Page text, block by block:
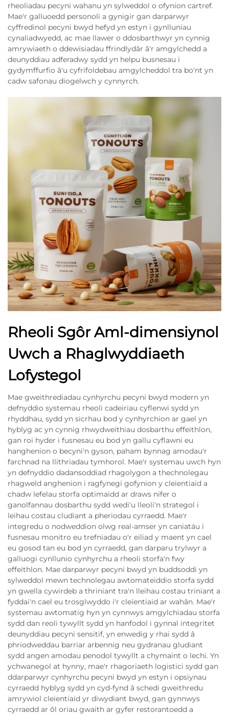
rheoliadau pecyni wahanu yn sylweddol o ofynion cartref.
Mae'r galluoedd personoli a gynigir gan darparwyr
cyffredinol pecyni bwyd hefyd yn estyn i gynlluniau
cynaliadwyedd, ac mae llawer o ddosbarthwyr yn cynnig
amrywiaeth o ddewisiadau ffrindlydâr â'r amgylchedd a
deunyddiau adferadwy sydd yn helpu busnesau i
gydymffurfio â'u cyfrifoldebau amgylcheddol tra bo'nt yn
cadw safonau diogelwch y cynnyrch.
Rheoli Sgôr Aml-dimensiynol
Uwch a Rhaglwyddiaeth
Lofystegol
Mae gweithrediadau cynhyrchu pecyni bwyd modern yn
defnyddio systemau rheoli cadeiriau cyflenwi sydd yn
rhyddhau, sydd yn sicrhau bod y cynhyrchion ar gael yn
hyblyg ac yn cynnig rhwydweithiau dosbarthu effeithlon,
gan roi hyder i fusnesau eu bod yn gallu cyflawni eu
hanghenion o becyni'n gyson, paham bynnag amodau'r
farchnad na llithriadau tymhorol. Mae'r systemau uwch hyn
yn defnyddio dadansoddiad rhagolygon a thechnolegau
rhagweld anghenion i ragfynegi gofynion y cleientiaid a
chadw lefelau storfa optimaidd ar draws nifer o
ganolfannau dosbarthu sydd wedi'u lleoli'n strategol i
leihau costau cludiant a pheriodau cyrraedd. Mae'r
integredu o nodweddion olwg real-amser yn caniatáu i
fusnesau monitro eu trefniadau o'r eiliad y maent yn cael
eu gosod tan eu bod yn cyrraedd, gan darparu trylwyr a
galluogi cynllunio cynhyrchu a rheoli storfa'n fwy
effeithlon. Mae darparwyr pecyni bwyd yn buddsoddi yn
sylweddol mewn technolegau awtomateiddio storfa sydd
yn gwella cywirdeb a thriniant tra'n lleihau costau triniant a
fyddai'n cael eu trosglwyddo i'r cleientiaid ar wahân. Mae'r
systemau awtomatig hyn yn cynnwys amgylchiadau storfa
sydd dan reoli tywyllt sydd yn hanfodol i gynnal integritet
deunyddiau pecyni sensitif, yn enwedig y rhai sydd â
phriodweddau barriar arbennig neu gydranau gludiant
sydd angen amodau penodol tywyllt a chymaint o lechi. Yn
ychwanegol at hynny, mae'r rhagoriaeth logistici sydd gan
ddarparwyr cynhyrchu pecyni bwyd yn estyn i opsiynau
cyrraedd hyblyg sydd yn cyd-fynd â schedi gweithredu
amrywiol cleientiaid yr diwydiant bwyd, gan gynnwys
cyrraedd ar ôl oriau gwaith ar gyfer restorantoedd a